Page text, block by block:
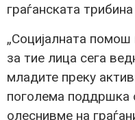
граѓанската
„Социјалната
за тие лица сега
младите преку
поголема
олеснивме на